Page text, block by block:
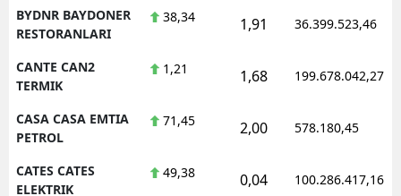
BYDNR BAYDONER
RESTORANLARI
38,34 1,91 36.399.523,46
CANTE CAN2
TERMIK
1,21 1,68 199.678.042,27
CASA CASA EMTIA
PETROL
71,45 2,00 578.180,45
CATES CATES
ELEKTRIK
49,38 0,04 100.286.417,16